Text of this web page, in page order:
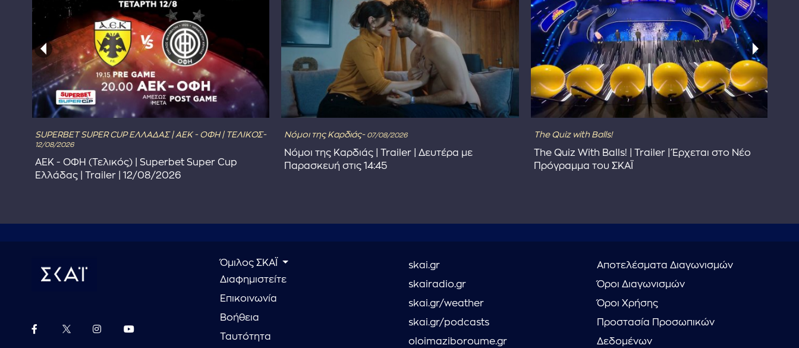
SUPERBET SUPER CUP ΕΛΛΑΔΑΣ | ΑΕΚ - ΟΦΗ | ΤΕΛΙΚΟΣ-
12/08/2026
ΑΕΚ - ΟΦΗ (Τελικός) | Superbet Super Cup
Ελλάδας | Trailer | 12/08/2026
Νόμοι της Καρδιάς- 07/08/2026
Νόμοι της Καρδιάς | Trailer | Δευτέρα με
Παρασκευή στις 14:45
The Quiz with Balls!
The Quiz With Balls! | Trailer | Έρχεται στο Νέο
Πρόγραμμα του ΣΚΑΪ
Όμιλος ΣΚΑΪ
Διαφημιστείτε
Επικοινωνία
Βοήθεια
Ταυτότητα
skai.gr
skairadio.gr
skai.gr/weather
skai.gr/podcasts
oloimaziboroume.gr
Αποτελέσματα Διαγωνισμών
Όροι Διαγωνισμών
Όροι Χρήσης
Προστασία Προσωπικών
Δεδομένων